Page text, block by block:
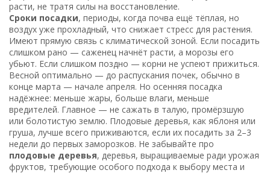
расти, не тратя силы на восстановление.
Сроки посадки,периоды, когда почва ещё тёплая, но
воздух уже прохладный, что снижает стресс для растения.
Имеют прямую связь склиматической зоной. Если посадить
слишком рано — саженец начнёт расти, а морозы его
убьют. Если слишком поздно — корни не успеют прижиться.
Весной оптимально — до распускания почек, обычно в
конце марта — начале апреля. Но осенняя посадка
надёжнее: меньше жары, больше влаги, меньше
вредителей. Главное — не сажать в талую, промёрзшую
или болотистую землю. Плодовые деревья, как яблоня или
груша, лучше всего приживаются, если их посадить за 2–3
недели до первых заморозков. Не забывайте про
плодовые деревья,деревья, выращиваемые ради урожая
фруктов, требующие особого подхода к выбору места и